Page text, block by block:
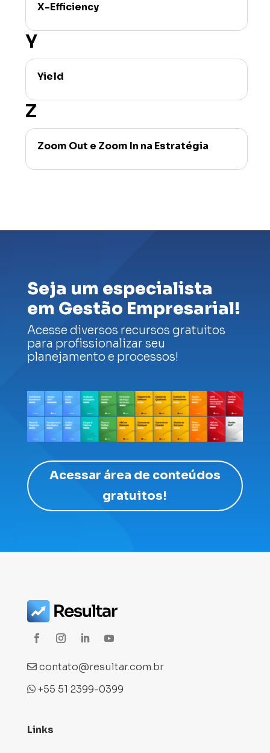
X-Efficiency
Y
Yield
Z
Zoom Out e Zoom In na Estratégia
Seja um especialista
em Gestão Empresarial!
Acesse diversos recursos gratuitos
para profissionalizar seu
planejamento e processos!
Acessar área de conteúdos
gratuitos!
contato@resultar.com.br
+55 51 2399-0399
Links